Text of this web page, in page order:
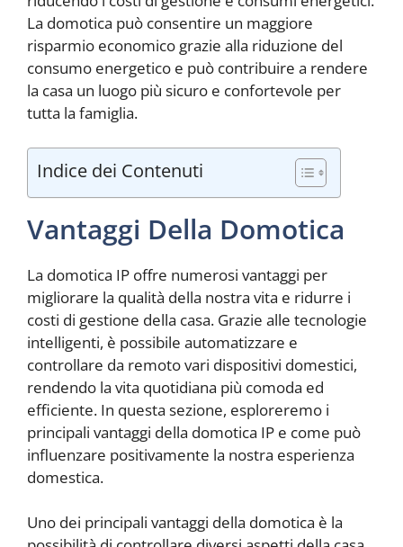
La domotica può consentire un maggiore
risparmio economico grazie alla riduzione del
consumo energetico e può contribuire a rendere
la casa un luogo più sicuro e confortevole per
tutta la famiglia.
Indice dei Contenuti
Vantaggi Della Domotica
La domotica IP offre numerosi vantaggi per
migliorare la qualità della nostra vita e ridurre i
costi di gestione della casa. Grazie alle tecnologie
intelligenti, è possibile automatizzare e
controllare da remoto vari dispositivi domestici,
rendendo la vita quotidiana più comoda ed
efficiente. In questa sezione, esploreremo i
principali vantaggi della domotica IP e come può
influenzare positivamente la nostra esperienza
domestica.
Uno dei principali vantaggi della domotica è la